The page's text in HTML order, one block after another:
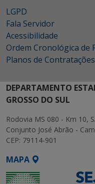
LGPD
Fala Servidor
Acessibilidade
Ordem Cronológica de
Planos de
DEPARTAMENTO
GROSSO DO SUL
Rodovia MS 080 - Km 10,
Conjunto José Abrão -
CEP: 79114-901
MAPA